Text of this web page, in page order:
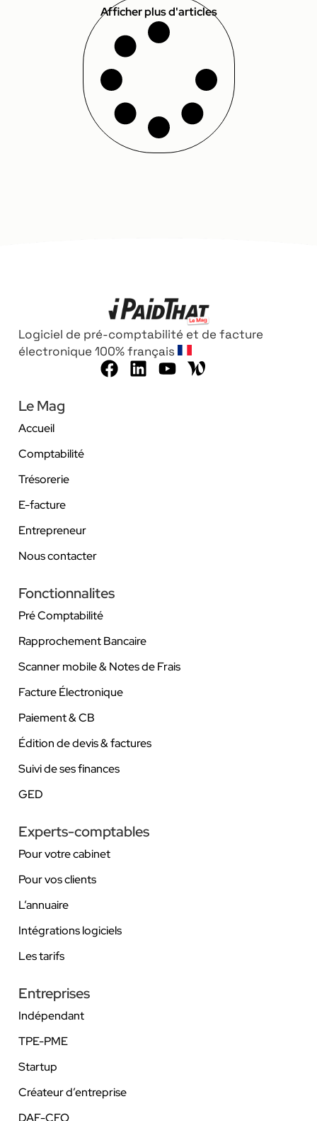
Afficher plus d'articles
Logiciel de pré-comptabilité et de facture
électronique 100% français
Le Mag
Accueil
Comptabilité
Trésorerie
E-facture
Entrepreneur
Nous contacter
Fonctionnalites
Pré Comptabilité
Rapprochement Bancaire
Scanner mobile & Notes de Frais
Facture Électronique
Paiement & CB
Édition de devis & factures
Suivi de ses finances
GED
Experts-comptables
Pour votre cabinet
Pour vos clients
L’annuaire
Intégrations logiciels
Les tarifs
Entreprises
Indépendant
TPE-PME
Startup
Créateur d’entreprise